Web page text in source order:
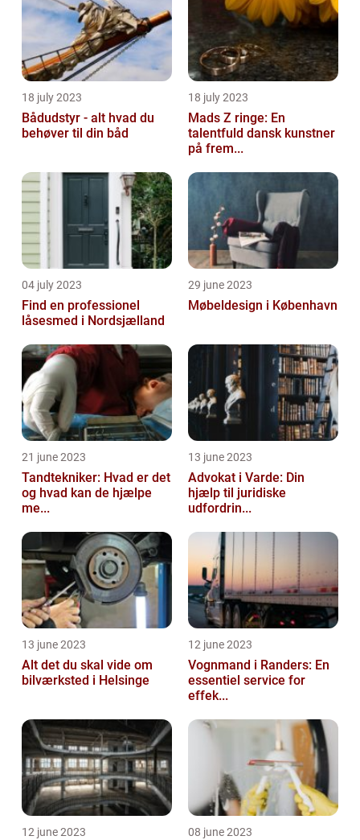
18 july 2023
Bådudstyr - alt hvad du
behøver til din båd
18 july 2023
Mads Z ringe: En
talentfuld dansk kunstner
på frem...
04 july 2023
Find en professionel
låsesmed i Nordsjælland
29 june 2023
Møbeldesign i København
21 june 2023
Tandtekniker: Hvad er det
og hvad kan de hjælpe
me...
13 june 2023
Advokat i Varde: Din
hjælp til juridiske
udfordrin...
13 june 2023
Alt det du skal vide om
bilværksted i Helsinge
12 june 2023
Vognmand i Randers: En
essentiel service for
effek...
12 june 2023 08 june 2023